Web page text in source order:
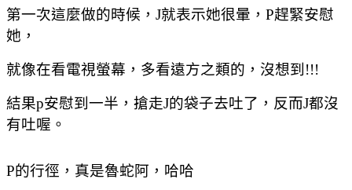
第一次這麼做的時候， J就表示她很暈， P趕緊安慰
她，
就像在看電視螢幕，多看遠方之類的，沒想到!!!
結果p安慰到一半，搶走J的袋子去吐了，反而J都沒
有吐喔。
P的行徑，真是魯蛇阿，哈哈